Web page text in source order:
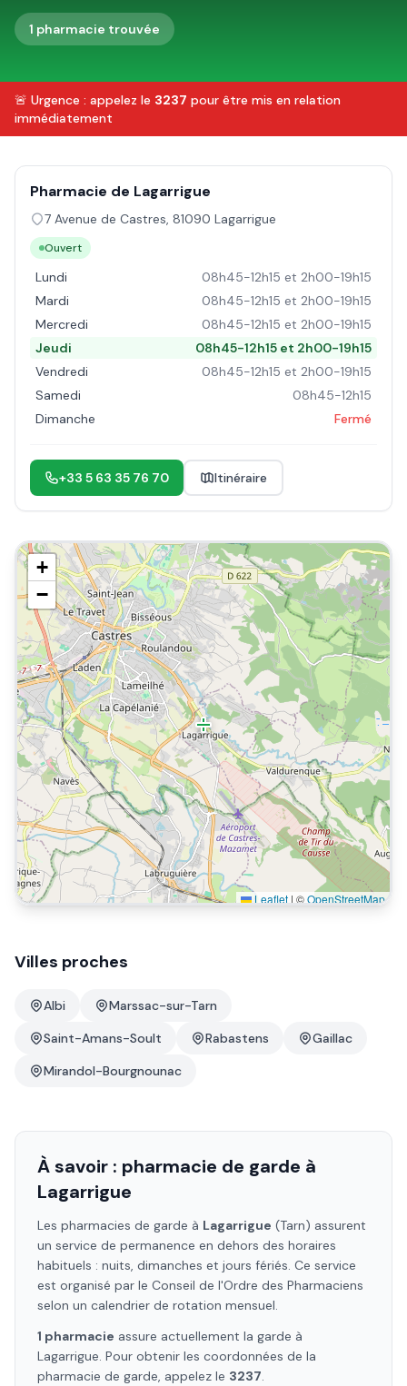
1 pharmacie trouvée
🚨 Urgence : appelez le 3237 pour être mis en relation
immédiatement
Pharmacie de Lagarrigue
7 Avenue de Castres, 81090 Lagarrigue
Ouvert
Lundi
08h45-12h15 et 2h00-19h15
Mardi
08h45-12h15 et 2h00-19h15
Mercredi
08h45-12h15 et 2h00-19h15
Jeudi
08h45-12h15 et 2h00-19h15
Vendredi
08h45-12h15 et 2h00-19h15
Samedi
08h45-12h15
Dimanche
Fermé
+33 5 63 35 76 70 Itinéraire
+
−
Leaflet | ©OpenStreetMap
Villes proches
Albi
Marssac-sur-Tarn
Saint-Amans-Soult
Rabastens
Gaillac
Mirandol-Bourgnounac
À savoir : pharmacie de garde à
Lagarrigue
Les pharmacies de garde à Lagarrigue (Tarn) assurent
un service de permanence en dehors des horaires
habituels : nuits, dimanches et jours fériés. Ce service
est organisé par le Conseil de l'Ordre des Pharmaciens
selon un calendrier de rotation mensuel.
1 pharmacie assure actuellement la garde à
Lagarrigue. Pour obtenir les coordonnées de la
pharmacie de garde, appelez le 3237.